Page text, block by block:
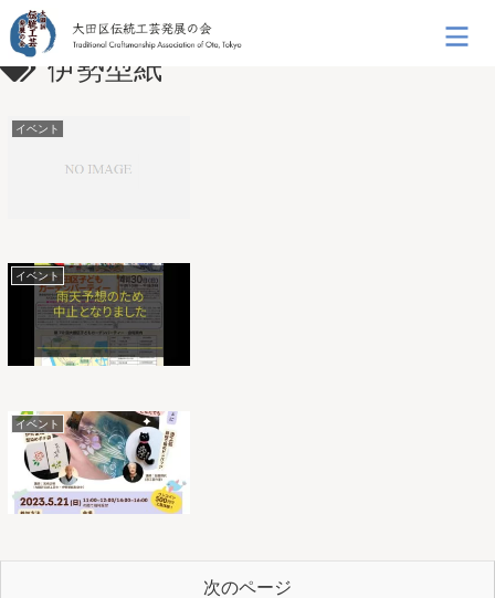
伊勢型紙
イベント
イベント
イベント
次のページ